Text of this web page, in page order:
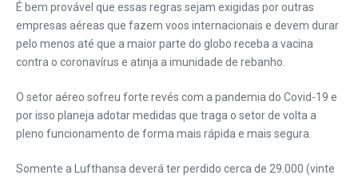
É bem provável que essas regras sejam exigidas por outras
empresas aéreas que fazem voos internacionais e devem durar
pelo menos até que a maior parte do globo receba a vacina
contra o coronavírus e atinja a imunidade de rebanho.
O setor aéreo sofreu forte revés com a pandemia do Covid-19 e
por isso planeja adotar medidas que traga o setor de volta a
pleno funcionamento de forma mais rápida e mais segura.
Somente a Lufthansa deverá ter perdido cerca de 29.000 (vinte